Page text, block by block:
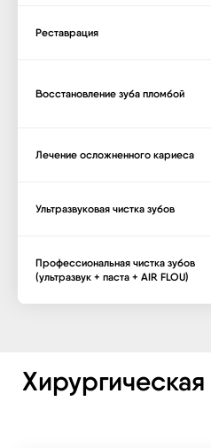
Реставрация
Восстановление зуба пломбой
Лечение осложненного кариеса
Ультразвуковая чистка зубов
Профессиональная чистка зубов
(ультразвук + паста + AIR FLOU)